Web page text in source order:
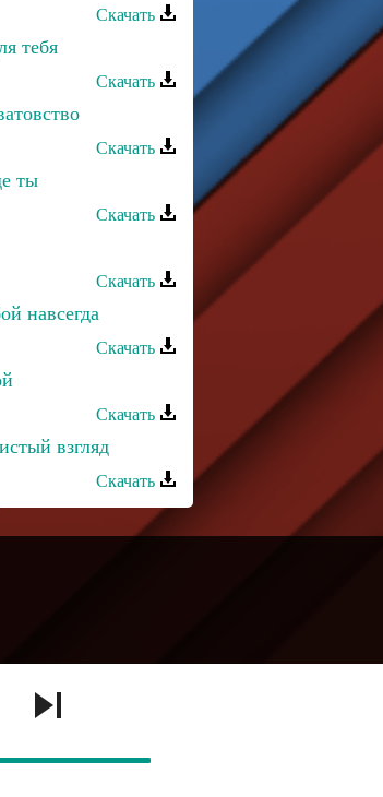
Скачать
тебя
Скачать
Скачать
ты
Скачать
Скачать
навсегда
Скачать
Скачать
взгляд
Скачать